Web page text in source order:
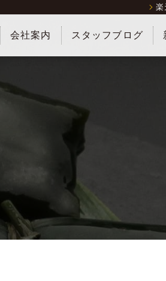
楽
会社案内 スタッフブログ